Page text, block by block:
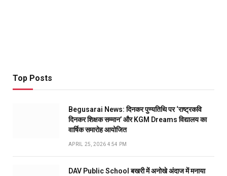
Top Posts
Begusarai News: दिनकर पुण्यतिथि पर ‘राष्ट्रकवि
दिनकर शिक्षक सम्मान’ और KGM Dreams विद्यालय का
वार्षिक समारोह आयोजित
APRIL 25, 2026 4:54 PM
DAV Public School बखरी में अनोखे अंदाज में मनाया